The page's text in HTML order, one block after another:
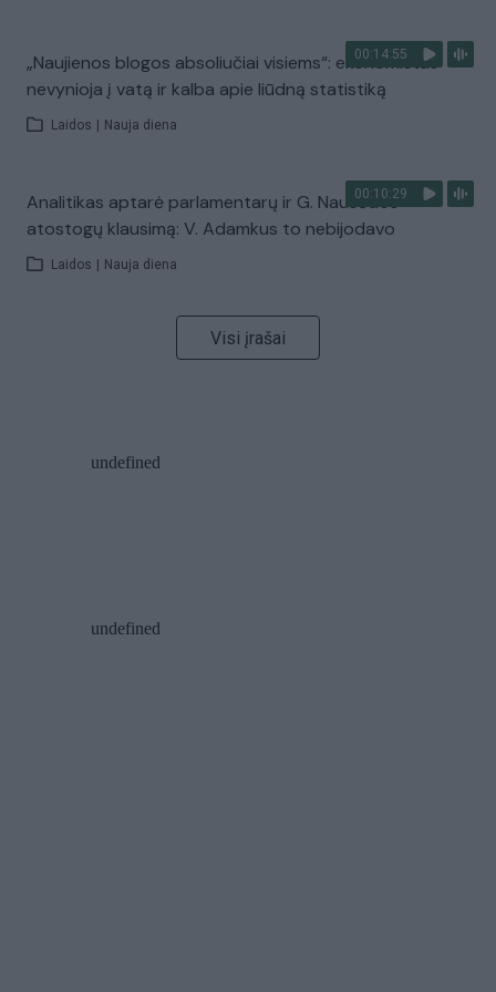
00:14:55
„Naujienos blogos absoliučiai visiems“: ekonomistas
nevynioja į vatą ir kalba apie liūdną statistiką
Laidos Nauja diena
00:10:29
Analitikas aptarė parlamentarų ir G. Nausėdos
atostogų klausimą: V. Adamkus to nebijodavo
Laidos Nauja diena
Visi įrašai